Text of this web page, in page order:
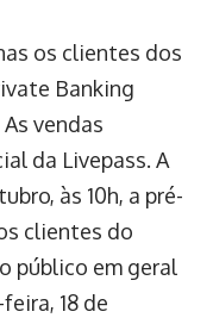
os clientes dos
Banking
vendas
da Livepass. A
às 10h, a pré-
clientes do
público em geral
18 de